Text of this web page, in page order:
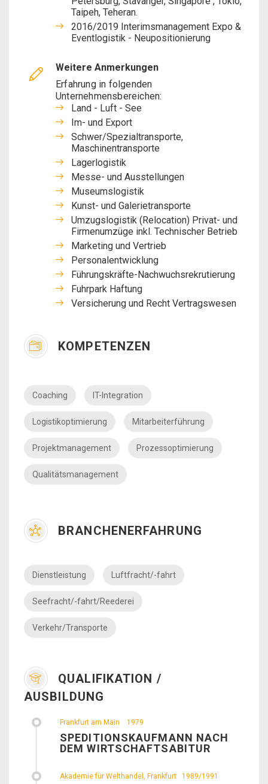
Taipeh, Teheran.
2016/2019 Interimsmanagement Expo &
Eventlogistik - Neupositionierung
Weitere Anmerkungen
Erfahrung in folgenden
Unternehmensbereichen:
Land - Luft - See
Im- und Export
Schwer/Spezialtransporte,
Maschinentransporte
Lagerlogistik
Messe- und Ausstellungen
Museumslogistik
Kunst- und Galerietransporte
Umzugslogistik (Relocation) Privat- und
Firmenumzüge inkl. Technischer Betrieb
Marketing und Vertrieb
Personalentwicklung
Führungskräfte-Nachwuchsrekrutierung
Fuhrpark Haftung
Versicherung und Recht Vertragswesen
KOMPETENZEN
Coaching IT-Integration
Logistikoptimierung Mitarbeiterführung
Projektmanagement Prozessoptimierung
Qualitätsmanagement
BRANCHENERFAHRUNG
Dienstleistung Luftfracht/-fahrt
Seefracht/-fahrt/Reederei
Verkehr/Transporte
QUALIFIKATION /
AUSBILDUNG
Frankfurt am Main 1979
SPEDITIONSKAUFMANN NACH
DEM WIRTSCHAFTSABITUR
Akademie für Welthandel, Frankfurt 1989/1991